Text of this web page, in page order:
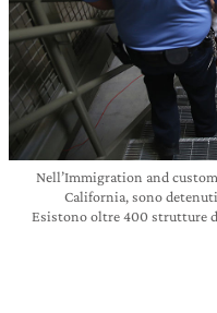
Nell’Immigration and
California, sono
Esistono oltre 400 strutture